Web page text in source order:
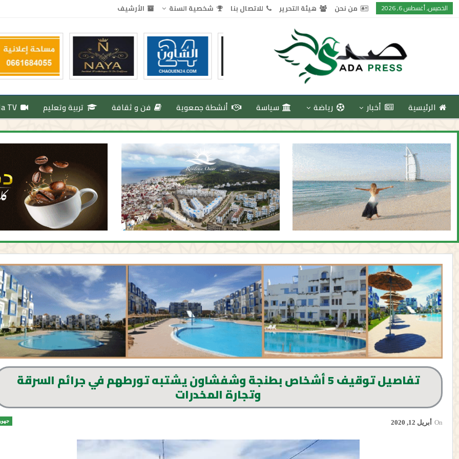
الخميس, أغسطس 6, 2026 من نحن هيئة التحرير للاتصال بنا شخصية السنة الأرشيف
الرئيسية أخبار رياضة سياسة أنشطة جمعوية فن و ثقافة تربية وتعليم TV
تفاصيل توقيف 5 أشخاص بطنجة وشفشاون يشتبه تورطهم في جرائم السرقة
وتجارة المخدرات
On أبريل 12, 2020